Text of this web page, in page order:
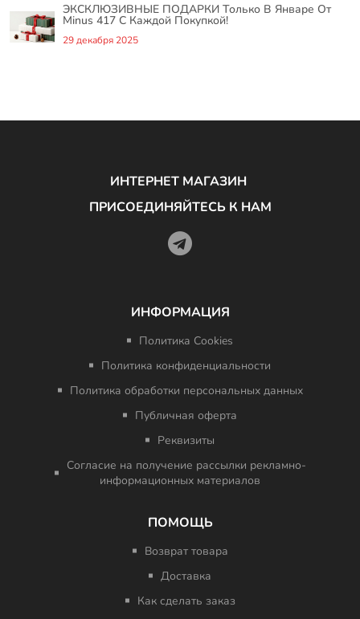
ЭКСКЛЮЗИВНЫЕ ПОДАРКИ Только В Январе От
Minus 417 С Каждой Покупкой!
29 декабря 2025
ИНТЕРНЕТ МАГАЗИН
ПРИСОЕДИНЯЙТЕСЬ К НАМ
ИНФОРМАЦИЯ
Политика Cookies
Политика конфиденциальности
Политика обработки персональных данных
Публичная оферта
Реквизиты
Согласие на получение рассылки рекламно-
информационных материалов
ПОМОЩЬ
Возврат товара
Доставка
Как сделать заказ